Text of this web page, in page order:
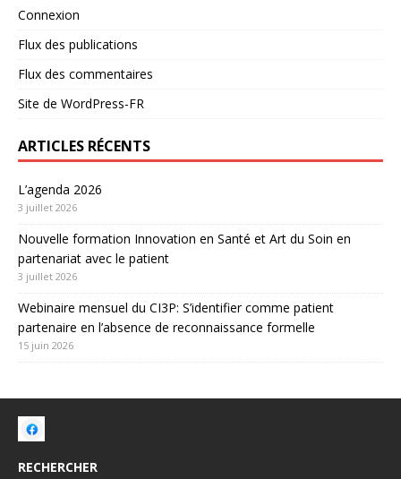
Connexion
Flux des publications
Flux des commentaires
Site de WordPress-FR
ARTICLES RÉCENTS
L’agenda 2026
3 juillet 2026
Nouvelle formation Innovation en Santé et Art du Soin en
partenariat avec le patient
3 juillet 2026
Webinaire mensuel du CI3P: S’identifier comme patient
partenaire en l’absence de reconnaissance formelle
15 juin 2026
RECHERCHER